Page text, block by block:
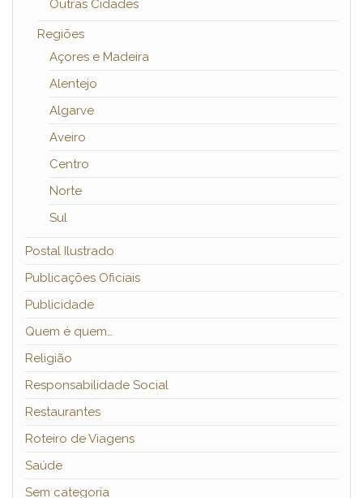
Outras Cidades
Regiões
Açores e Madeira
Alentejo
Algarve
Aveiro
Centro
Norte
Sul
Postal Ilustrado
Publicações Oficiais
Publicidade
Quem é quem…
Religião
Responsabilidade Social
Restaurantes
Roteiro de Viagens
Saúde
Sem categoria